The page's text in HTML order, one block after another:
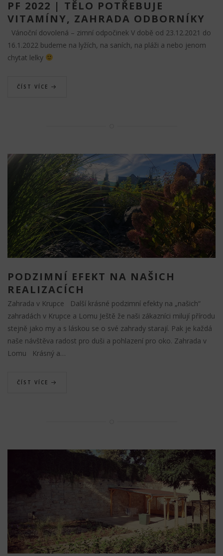
PF 2022 | TĚLO POTŘEBUJE
VITAMÍNY, ZAHRADA ODBORNÍKY
Vánoční dovolená – zimní odpočinek V době od 23.12.2021 do
16.1.2022 budeme na lyžích, na saních, na pláži a nebo jenom
chytat lelky
ČÍST VÍCE
PODZIMNÍ EFEKT NA NAŠICH
REALIZACÍCH
Zahrada v Krupce Další krásné podzimní efekty na „našich“
zahradách v Krupce a Lomu Ještě že naši zákazníci milují přírodu
stejně jako my a s láskou se o své zahrady starají. Pak je každá
naše návštěva radost pro duši a pohlazení pro oko. Zahrada v
Lomu Krásný a…
ČÍST VÍCE